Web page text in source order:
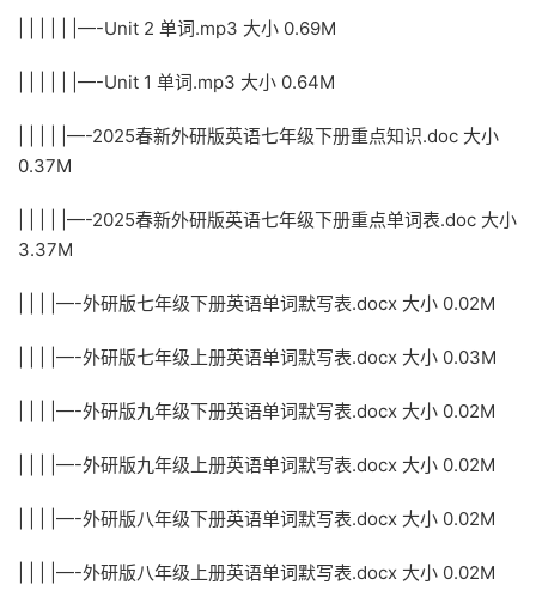
| | | | | |—-Unit 2 单词.mp3 大小 0.69M
| | | | | |—-Unit 1 单词.mp3 大小 0.64M
| | | | |—-2025春新外研版英语七年级下册重点知识.doc 大小
0.37M
| | | | |—-2025春新外研版英语七年级下册重点单词表.doc 大小
3.37M
| | | |—-外研版七年级下册英语单词默写表.docx 大小 0.02M
| | | |—-外研版七年级上册英语单词默写表.docx 大小 0.03M
| | | |—-外研版九年级下册英语单词默写表.docx 大小 0.02M
| | | |—-外研版九年级上册英语单词默写表.docx 大小 0.02M
| | | |—-外研版八年级下册英语单词默写表.docx 大小 0.02M
| | | |—-外研版八年级上册英语单词默写表.docx 大小 0.02M